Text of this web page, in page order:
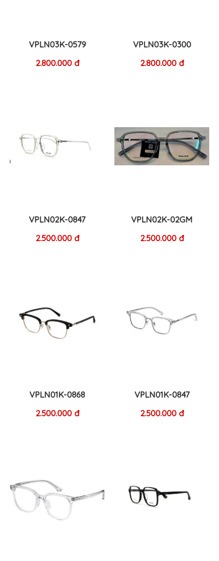
VPLN03K-0579
2.800.000 đ
VPLN03K-0300
2.800.000 đ
VPLN02K-0847
2.500.000 đ
VPLN02K-02GM
2.500.000 đ
VPLN01K-0868
2.500.000 đ
VPLN01K-0847
2.500.000 đ